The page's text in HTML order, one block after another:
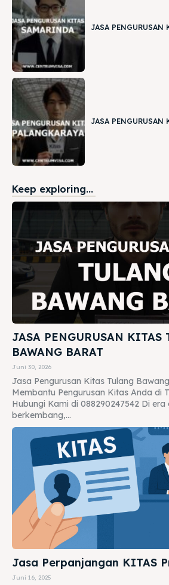
JASA PENGURUSAN
JASA PENGURUSAN
Keep exploring...
JASA PENGURUSAN KITAS
BAWANG BARAT
Juni 30, 2026
Jasa Pengurusan Kitas Tulang
Membantu Pengurusan Kitas Anda di
Hubungi Kami di 088290247542 Di
berkembang,...
Jasa Perpanjangan KITAS
Juni 16, 2025